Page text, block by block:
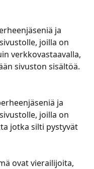
ja
joilla on
verkkovastaavalla,
sivuston sisältöä.
ja
joilla on
jotka silti pystyvät
ovat vierailijoita,